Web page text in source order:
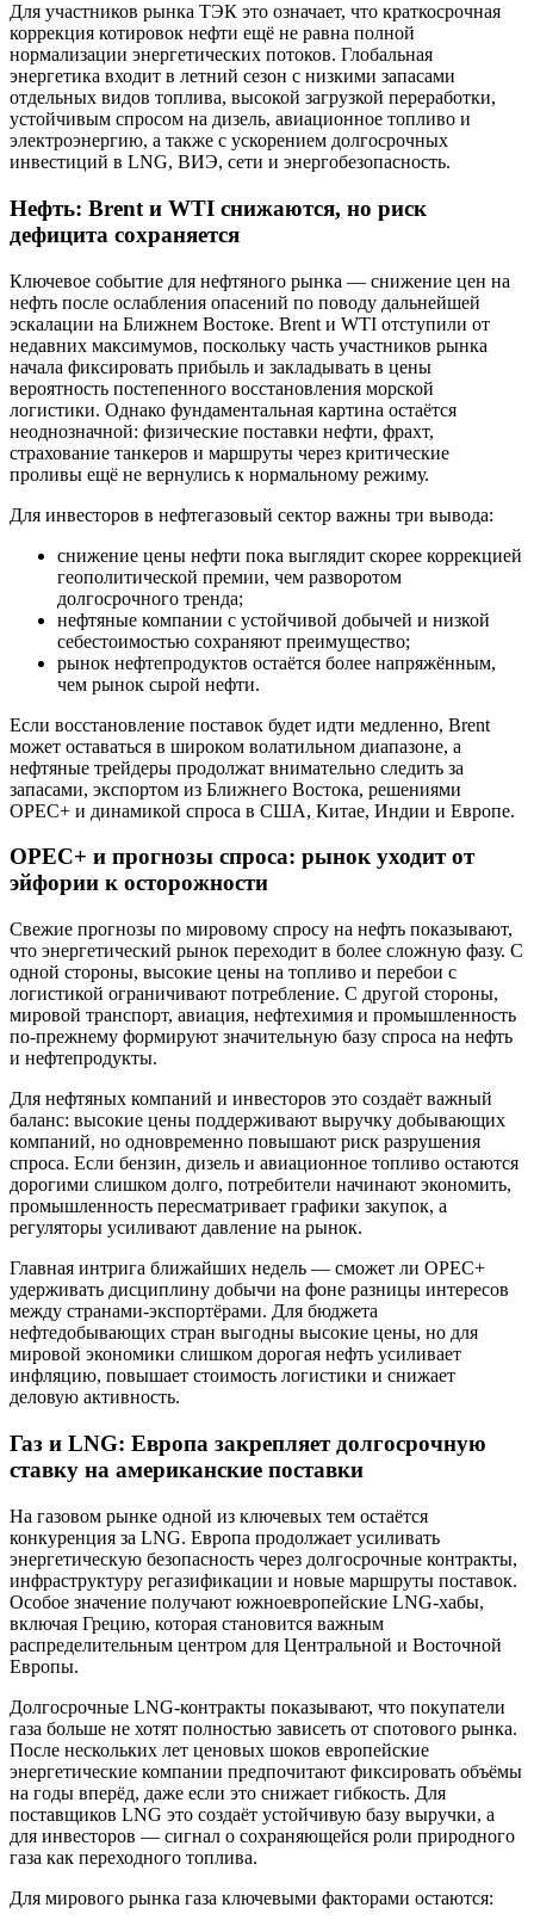
Для участников рынка ТЭК это означает, что краткосрочная
коррекция котировок нефти ещё не равна полной
нормализации энергетических потоков. Глобальная
энергетика входит в летний сезон с низкими запасами
отдельных видов топлива, высокой загрузкой переработки,
устойчивым спросом на дизель, авиационное топливо и
электроэнергию, а также с ускорением долгосрочных
инвестиций в LNG, ВИЭ, сети и энергобезопасность.
Нефть: Brent и WTI снижаются, но риск
дефицита сохраняется
Ключевое событие для нефтяного рынка — снижение цен на
нефть после ослабления опасений по поводу дальнейшей
эскалации на Ближнем Востоке. Brent и WTI отступили от
недавних максимумов, поскольку часть участников рынка
начала фиксировать прибыль и закладывать в цены
вероятность постепенного восстановления морской
логистики. Однако фундаментальная картина остаётся
неоднозначной: физические поставки нефти, фрахт,
страхование танкеров и маршруты через критические
проливы ещё не вернулись к нормальному режиму.
Для инвесторов в нефтегазовый сектор важны три вывода:
снижение цены нефти пока выглядит скорее коррекцией
геополитической премии, чем разворотом
долгосрочного тренда;
нефтяные компании с устойчивой добычей и низкой
себестоимостью сохраняют преимущество;
рынок нефтепродуктов остаётся более напряжённым,
чем рынок сырой нефти.
Если восстановление поставок будет идти медленно, Brent
может оставаться в широком волатильном диапазоне, а
нефтяные трейдеры продолжат внимательно следить за
запасами, экспортом из Ближнего Востока, решениями
OPEC+ и динамикой спроса в США, Китае, Индии и Европе.
OPEC+ и прогнозы спроса: рынок уходит от
эйфории к осторожности
Свежие прогнозы по мировому спросу на нефть показывают,
что энергетический рынок переходит в более сложную фазу. С
одной стороны, высокие цены на топливо и перебои с
логистикой ограничивают потребление. С другой стороны,
мировой транспорт, авиация, нефтехимия и промышленность
по-прежнему формируют значительную базу спроса на нефть
и нефтепродукты.
Для нефтяных компаний и инвесторов это создаёт важный
баланс: высокие цены поддерживают выручку добывающих
компаний, но одновременно повышают риск разрушения
спроса. Если бензин, дизель и авиационное топливо остаются
дорогими слишком долго, потребители начинают экономить,
промышленность пересматривает графики закупок, а
регуляторы усиливают давление на рынок.
Главная интрига ближайших недель — сможет ли OPEC+
удерживать дисциплину добычи на фоне разницы интересов
между странами-экспортёрами. Для бюджета
нефтедобывающих стран выгодны высокие цены, но для
мировой экономики слишком дорогая нефть усиливает
инфляцию, повышает стоимость логистики и снижает
деловую активность.
Газ и LNG: Европа закрепляет долгосрочную
ставку на американские поставки
На газовом рынке одной из ключевых тем остаётся
конкуренция за LNG. Европа продолжает усиливать
энергетическую безопасность через долгосрочные контракты,
инфраструктуру регазификации и новые маршруты поставок.
Особое значение получают южноевропейские LNG-хабы,
включая Грецию, которая становится важным
распределительным центром для Центральной и Восточной
Европы.
Долгосрочные LNG-контракты показывают, что покупатели
газа больше не хотят полностью зависеть от спотового рынка.
После нескольких лет ценовых шоков европейские
энергетические компании предпочитают фиксировать объёмы
на годы вперёд, даже если это снижает гибкость. Для
поставщиков LNG это создаёт устойчивую базу выручки, а
для инвесторов — сигнал о сохраняющейся роли природного
газа как переходного топлива.
Для мирового рынка газа ключевыми факторами остаются: